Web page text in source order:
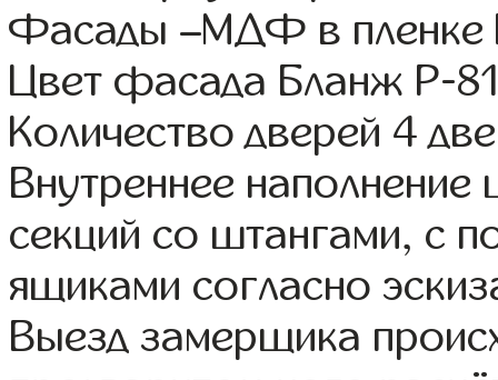
Фасады –МДФ в пленке
Цвет фасада Бланж Р-
Количество дверей 4
Внутреннее
секций со штангами, с
ящиками согласно
Выезд замерщика